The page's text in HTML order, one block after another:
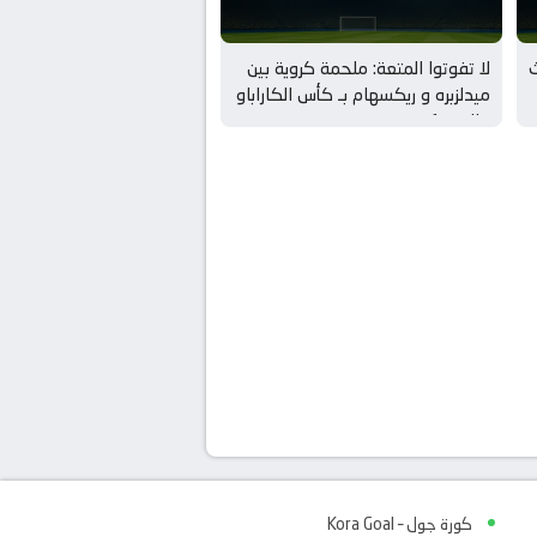
لا تفوتوا المتعة: ملحمة كروية بين
ميدلزبره و ريكسهام بـ كأس الكاراباو
– الدور 1
كورة جول – Kora Goal